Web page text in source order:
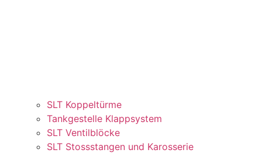
SLT Koppeltürme
Tankgestelle Klappsystem
SLT Ventilblöcke
SLT Stossstangen und Karosserie